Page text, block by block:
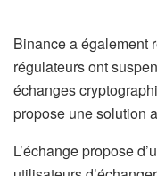
Binance a également
régulateurs ont
échanges
propose une solution
L’échange propose